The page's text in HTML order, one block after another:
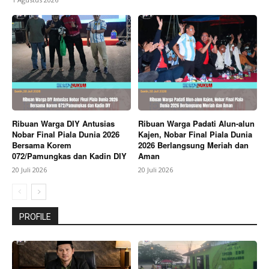
Ribuan Warga DIY Antusias
Nobar Final Piala Dunia 2026
Bersama Korem
072/Pamungkas dan Kadin DIY
20 Juli 2026
Ribuan Warga Padati Alun-alun
Kajen, Nobar Final Piala Dunia
2026 Berlangsung Meriah dan
Aman
20 Juli 2026
PROFILE